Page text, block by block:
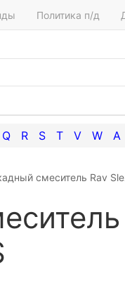
Политика п/д
Q R S T V W А
смеситель Rav